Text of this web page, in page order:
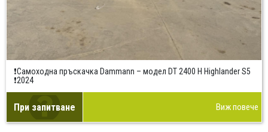
❗Самоходна пръскачка Dammann – модел DT 2400 H Highlander S5
❗2024
При запитване Виж повече